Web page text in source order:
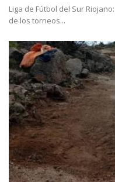
Liga de Fútbol del Sur
de los torneos...